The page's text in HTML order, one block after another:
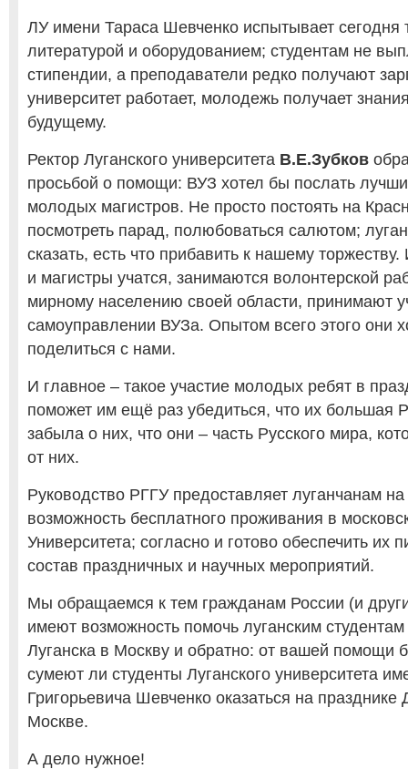
ЛУ имени Тараса Шевченко испытывает сегодня
литературой и оборудованием; студентам не
стипендии, а преподаватели редко получают
университет работает, молодежь получает
будущему.
Ректор Луганского университета В.Е.Зубков
просьбой о помощи: ВУЗ хотел бы послать
молодых магистров. Не просто постоять на
посмотреть парад, полюбоваться салютом;
сказать, есть что прибавить к нашему
и магистры учатся, занимаются волонтерской
мирному населению своей области, принимают
самоуправлении ВУЗа. Опытом всего этого они
поделиться с нами.
И главное – такое участие молодых ребят в
поможет им ещё раз убедиться, что их большая
забыла о них, что они – часть Русского мира,
от них.
Руководство РГГУ предоставляет луганчанам
возможность бесплатного проживания в
Университета; согласно и готово обеспечить их
состав праздничных и научных мероприятий.
Мы обращаемся к тем гражданам России (и
имеют возможность помочь луганским
Луганска в Москву и обратно: от вашей помощи
сумеют ли студенты Луганского университета
Григорьевича Шевченко оказаться на
Москве.
А дело нужное!